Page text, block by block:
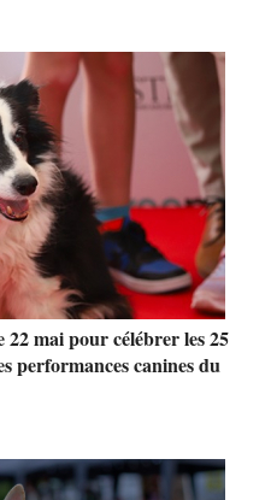
22 mai pour célébrer les 25
performances canines du